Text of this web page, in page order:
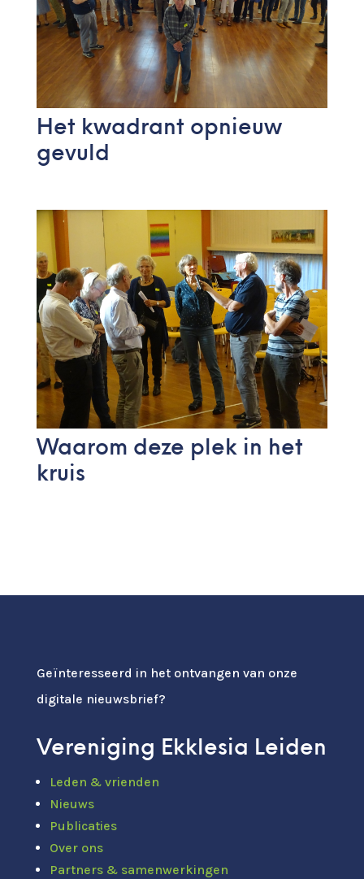
Het kwadrant opnieuw
gevuld
Waarom deze plek in het
kruis
Geïnteresseerd in het ontvangen van onze
digitale nieuwsbrief?
Vereniging Ekklesia Leiden
Leden & vrienden
Nieuws
Publicaties
Over ons
Partners & samenwerkingen